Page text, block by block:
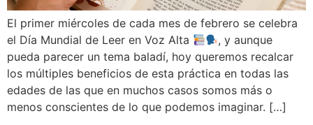
El primer miércoles de cada mes de febrero se celebra
el Día Mundial de Leer en Voz Alta
, y aunque
pueda parecer un tema baladí, hoy queremos recalcar
los múltiples beneficios de esta práctica en todas las
edades de las que en muchos casos somos más o
menos conscientes de lo que podemos imaginar. […]